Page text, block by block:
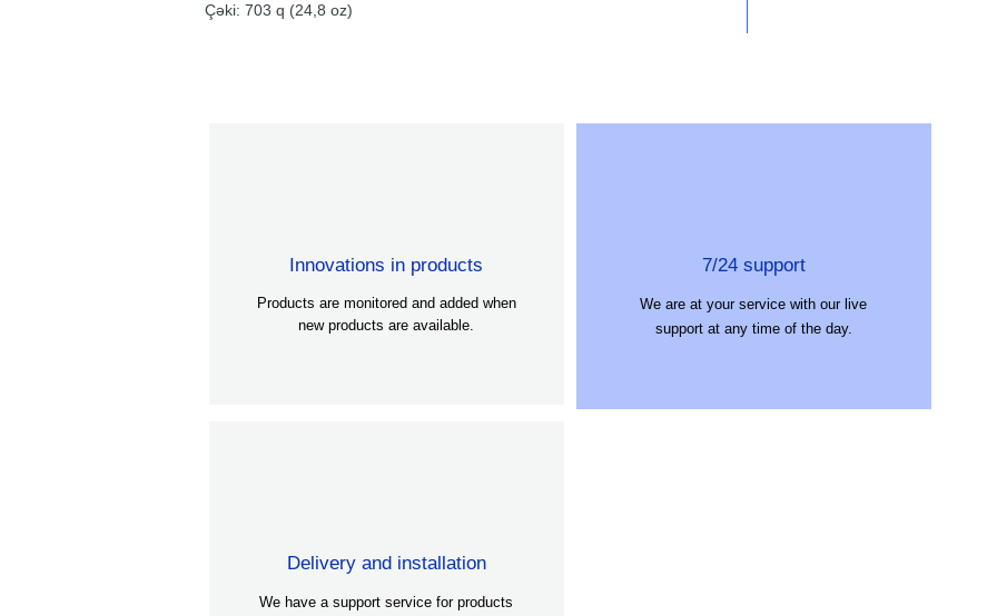
Çəki: 703 q (24,8 oz)
Innovations in products
Products are monitored and added when
new products are available.
7/24 support
We are at your service with our live
support at any time of the day.
Delivery and installation
We have a support service for products